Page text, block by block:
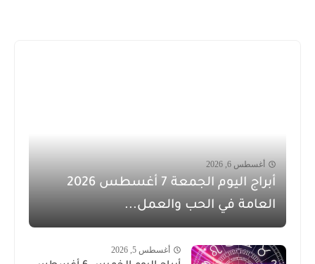
أغسطس 6, 2026
أبراج اليوم الجمعة 7 أغسطس 2026
العامة في الحب والعمل...
أغسطس 5, 2026